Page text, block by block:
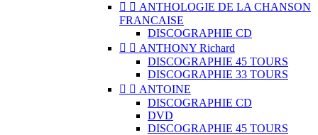
  ANTHOLOGIE DE LA CHANSON
FRANCAISE
DISCOGRAPHIE CD
  ANTHONY Richard
DISCOGRAPHIE 45 TOURS
DISCOGRAPHIE 33 TOURS
  ANTOINE
DISCOGRAPHIE CD
DVD
DISCOGRAPHIE 45 TOURS